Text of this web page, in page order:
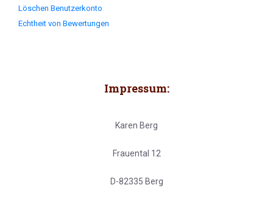
Löschen Benutzerkonto
Echtheit von Bewertungen
Impressum:
Karen Berg
Frauental 12
D-82335 Berg